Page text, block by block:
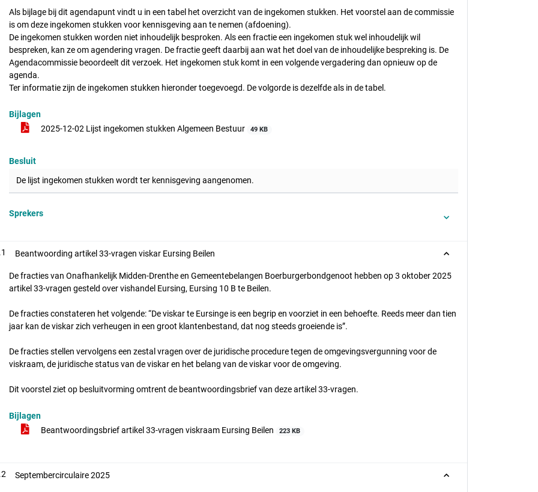
Als bijlage bij dit agendapunt vindt u in een tabel het overzicht van de ingekomen stukken. Het voorstel aan de commissie
is om deze ingekomen stukken voor kennisgeving aan te nemen (afdoening).
De ingekomen stukken worden niet inhoudelijk besproken. Als een fractie een ingekomen stuk wel inhoudelijk wil
bespreken, kan ze om agendering vragen. De fractie geeft daarbij aan wat het doel van de inhoudelijke bespreking is. De
Agendacommissie beoordeelt dit verzoek. Het ingekomen stuk komt in een volgende vergadering dan opnieuw op de
agenda.
Ter informatie zijn de ingekomen stukken hieronder toegevoegd. De volgorde is dezelfde als in de tabel.
Bijlagen
2025-12-02 Lijst ingekomen stukken Algemeen Bestuur
49 KB
Besluit
De lijst ingekomen stukken wordt ter kennisgeving aangenomen.
Sprekers
Beantwoording artikel 33-vragen viskar Eursing Beilen
De fracties van Onafhankelijk Midden-Drenthe en Gemeentebelangen Boerburgerbondgenoot hebben op 3 oktober 2025
artikel 33-vragen gesteld over vishandel Eursing, Eursing 10 B te Beilen.
De fracties constateren het volgende: “De viskar te Eursinge is een begrip en voorziet in een behoefte. Reeds meer dan tien
jaar kan de viskar zich verheugen in een groot klantenbestand, dat nog steeds groeiende is”.
De fracties stellen vervolgens een zestal vragen over de juridische procedure tegen de omgevingsvergunning voor de
viskraam, de juridische status van de viskar en het belang van de viskar voor de omgeving.
Dit voorstel ziet op besluitvorming omtrent de beantwoordingsbrief van deze artikel 33-vragen.
Bijlagen
Beantwoordingsbrief artikel 33-vragen viskraam Eursing Beilen
223 KB
Septembercirculaire 2025